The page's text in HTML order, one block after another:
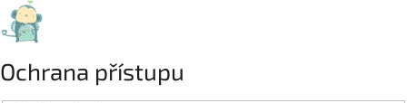
Ochrana přístupu